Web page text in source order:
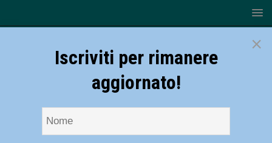
×
Iscriviti per rimanere
aggiornato!